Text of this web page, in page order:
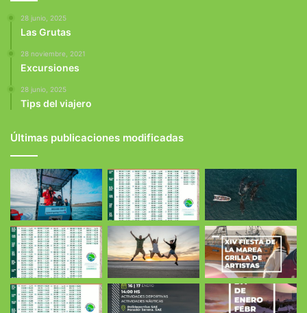
28 junio, 2025
Las Grutas
28 noviembre, 2021
Excursiones
28 junio, 2025
Tips del viajero
Últimas publicaciones modificadas